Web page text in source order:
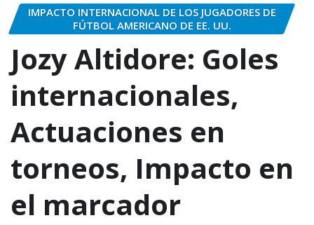
IMPACTO INTERNACIONAL DE LOS JUGADORES DE
FÚTBOL AMERICANO DE EE. UU.
Jozy Altidore: Goles
internacionales,
Actuaciones en
torneos, Impacto en
el marcador